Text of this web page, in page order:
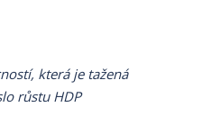
která je tažená
růstu HDP